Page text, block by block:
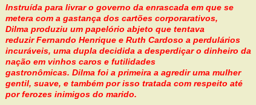
Instruída para livrar o governo da enrascada em que se
metera com a gastança dos cartões corporarativos,
Dilma produziu um papelório abjeto que tentava
reduzir Fernando Henrique e Ruth Cardoso a perdulários
incuráveis, uma dupla decidida a desperdiçar o dinheiro da
nação em vinhos caros e futilidades
gastronômicas. Dilma foi a primeira a agredir uma mulher
gentil, suave, e também por isso tratada com respeito até
por ferozes inimigos do marido.